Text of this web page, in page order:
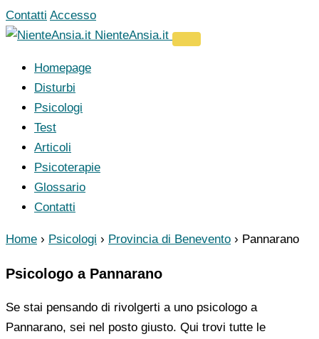
Vai
al
Contatti Accesso
NienteAnsia.it
Homepage
Disturbi
Psicologi
Test
Articoli
Psicoterapie
Glossario
Contatti
Home › Psicologi › Provincia di Benevento › Pannarano
Psicologo a Pannarano
Se stai pensando di rivolgerti a uno psicologo a
Pannarano, sei nel posto giusto. Qui trovi tutte le